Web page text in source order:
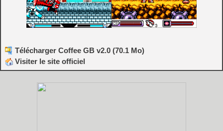
Télécharger Coffee GB v2.0 (70.1 Mo)
Visiter le site officiel